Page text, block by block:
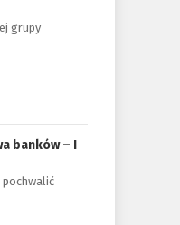
grupy
banków – I
pochwalić